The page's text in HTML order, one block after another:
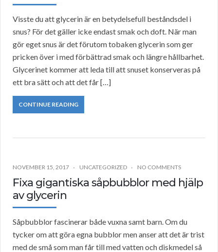
Visste du att glycerin är en betydelsefull beståndsdel i
snus? För det gäller icke endast smak och doft. När man
gör eget snus är det förutom tobaken glycerin som ger
pricken över i med förbättrad smak och längre hållbarhet.
Glycerinet kommer att leda till att snuset konserveras på
ett bra sätt och att det får […]
CONTINUE READING
NOVEMBER 15, 2017 UNCATEGORIZED NO COMMENTS
Fixa gigantiska såpbubblor med hjälp
av glycerin
Såpbubblor fascinerar både vuxna samt barn. Om du
tycker om att göra egna bubblor men anser att det är trist
med de små som man får till med vatten och diskmedel så